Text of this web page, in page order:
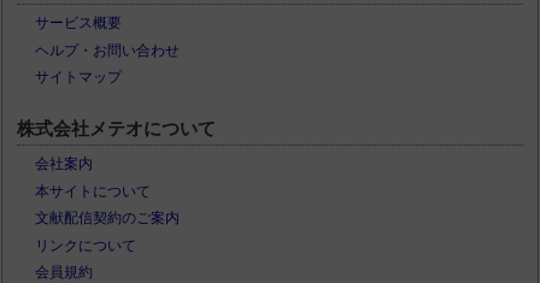
サービス概要
ヘルプ・お問い合わせ
サイトマップ
株式会社メテオについて
会社案内
本サイトについて
文献配信契約のご案内
リンクについて
会員規約